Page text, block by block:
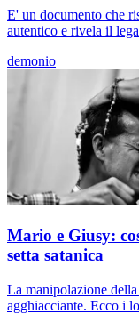
E' un documento che
autentico e rivela il
demonio
Mario e Giusy:
setta satanica
La manipolazione
agghiacciante. Ecco i